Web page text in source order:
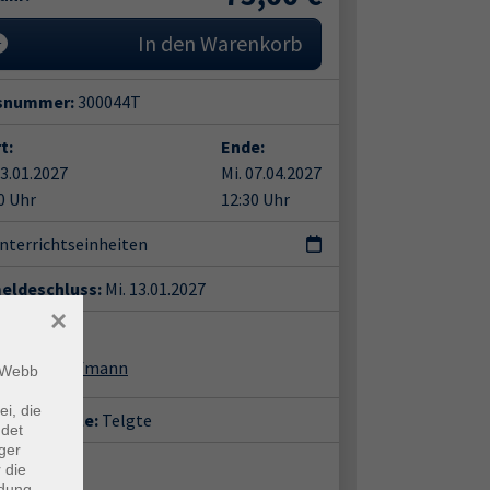
In den Warenkorb
300044T
Uhr
Ende:
Mi. 07.04.2027
12:30 Uhr
Mi. 13.01.2027
Kaufmann
Telgte
die
die
×